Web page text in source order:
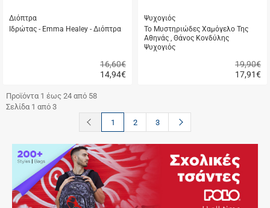
Διόπτρα
Ιδρώτας - Emma Healey - Διόπτρα
14,94€
16,60€
αγορά
Ψυχογιός
Το Μυστηριώδες Χαμόγελο Της
Αθηνάς , Θάνος Κονδύλης
Ψυχογιός
17,91€
19,90€
Προϊόντα 1 έως 24 από 58
Σελίδα 1 από 3
button.prev
1 2 3 button.next